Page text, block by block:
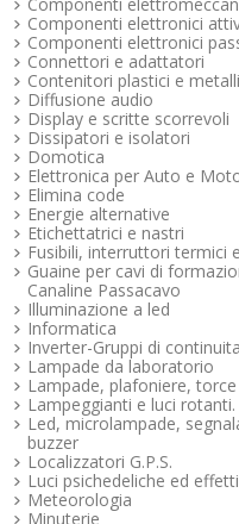
Componenti elettronici
Componenti elettronici
Connettori e adattatori
Contenitori plastici e
Diffusione audio
Display e scritte scorrevoli
Dissipatori e isolatori
Domotica
Elettronica per Auto e
Elimina code
Energie alternative
Etichettatrici e nastri
Fusibili, interruttori termici
Guaine per cavi di
Canaline Passacavo
Illuminazione a led
Informatica
Inverter-Gruppi di
Lampade da laboratorio
Lampade, plafoniere,
Lampeggianti e luci rotanti.
Led, microlampade,
buzzer
Localizzatori G.P.S.
Luci psichedeliche ed
Meteorologia
Minuterie